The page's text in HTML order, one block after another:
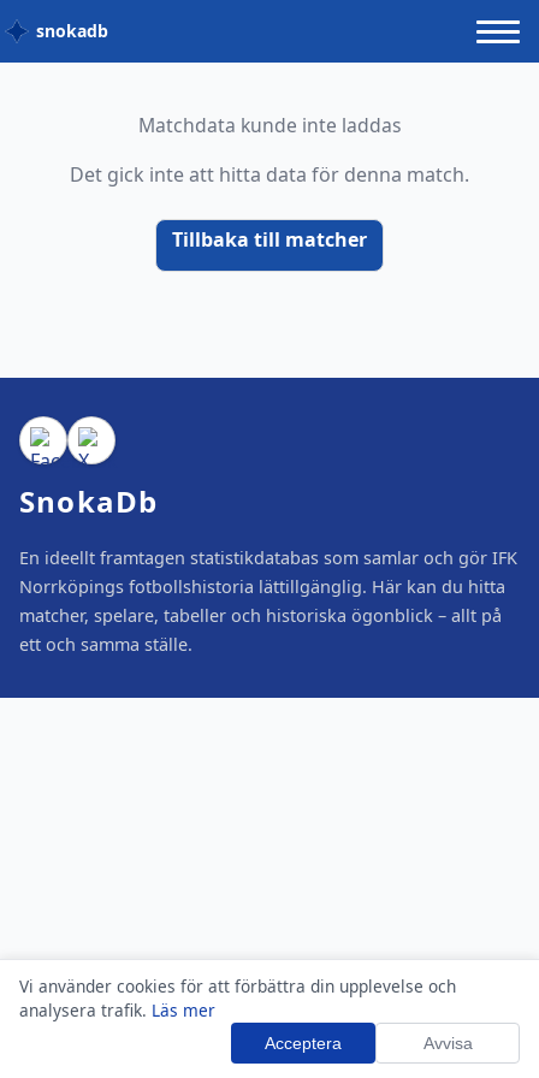
Vi använder cookies för att förbättra din upplevelse och
analysera trafik. Läs mer
Acceptera Avvisa
snokadb
Matchdata kunde inte laddas
Det gick inte att hitta data för denna match.
Tillbaka till matcher
SnokaDb
En ideellt framtagen statistikdatabas som samlar och gör IFK
Norrköpings fotbollshistoria lättillgänglig. Här kan du hitta
matcher, spelare, tabeller och historiska ögonblick – allt på
ett och samma ställe.